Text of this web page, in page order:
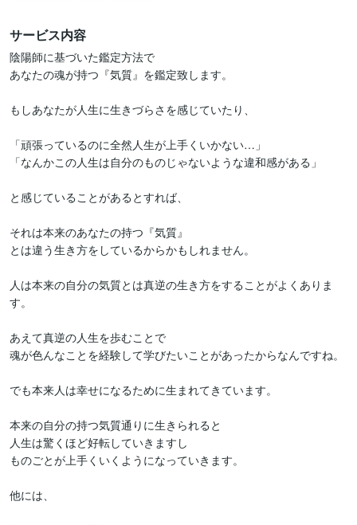
サービス内容
陰陽師に基づいた鑑定方法で
あなたの魂が持つ『気質』を鑑定致します。
もしあなたが人生に生きづらさを感じていたり、
「頑張っているのに全然人生が上手くいかない…」
「なんかこの人生は自分のものじゃないような違和感がある」
と感じていることがあるとすれば、
それは本来のあなたの持つ『気質』
とは違う生き方をしているからかもしれません。
人は本来の自分の気質とは真逆の生き方をすることがよくありま
す。
あえて真逆の人生を歩むことで
魂が色んなことを経験して学びたいことがあったからなんですね。
でも本来人は幸せになるために生まれてきています。
本来の自分の持つ気質通りに生きられると
人生は驚くほど好転していきますし
ものごとが上手くいくようになっていきます。
他には、